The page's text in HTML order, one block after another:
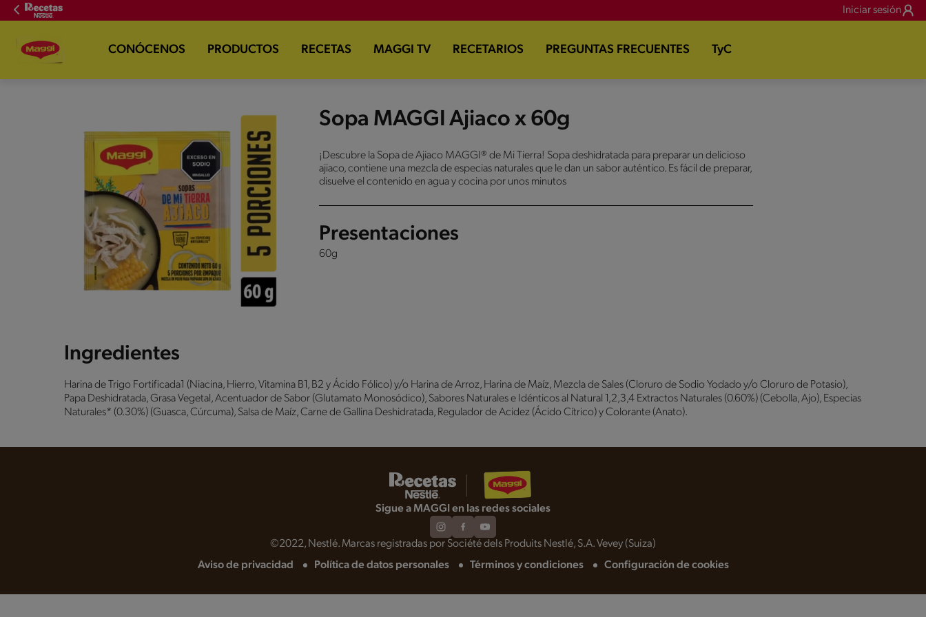
Iniciar sesión
CONÓCENOS PRODUCTOS RECETAS MAGGI TV RECETARIOS PREGUNTAS FRECUENTES TyC
Sopa MAGGI Ajiaco x 60g
¡Descubre la Sopa de Ajiaco MAGGI® de Mi Tierra! Sopa deshidratada para preparar un delicioso
ajiaco, contiene una mezcla de especias naturales que le dan un sabor auténtico. Es fácil de preparar,
disuelve el contenido en agua y cocina por unos minutos
Presentaciones
60g
Ingredientes
Harina de Trigo Fortificada1 (Niacina, Hierro, Vitamina B1, B2 y Ácido Fólico) y/o Harina de Arroz, Harina de Maíz, Mezcla de Sales (Cloruro de Sodio Yodado y/o Cloruro de Potasio),
Papa Deshidratada, Grasa Vegetal, Acentuador de Sabor (Glutamato Monosódico), Sabores Naturales e Idénticos al Natural 1,2,3,4 Extractos Naturales (0.60%) (Cebolla, Ajo), Especias
Naturales* (0.30%) (Guasca, Cúrcuma), Salsa de Maíz, Carne de Gallina Deshidratada, Regulador de Acidez (Ácido Cítrico) y Colorante (Anato).
Sigue a MAGGI en las redes sociales
©2022, Nestlé. Marcas registradas por Société dels Produits Nestlé, S.A. Vevey (Suiza)
Aviso de privacidad
Política de datos personales Términos y condiciones Configuración de cookies